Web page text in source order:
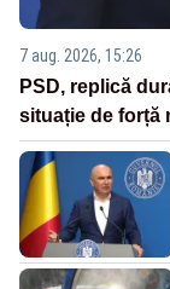
7 aug. 2026, 15:26
PSD, replică
situație de forță